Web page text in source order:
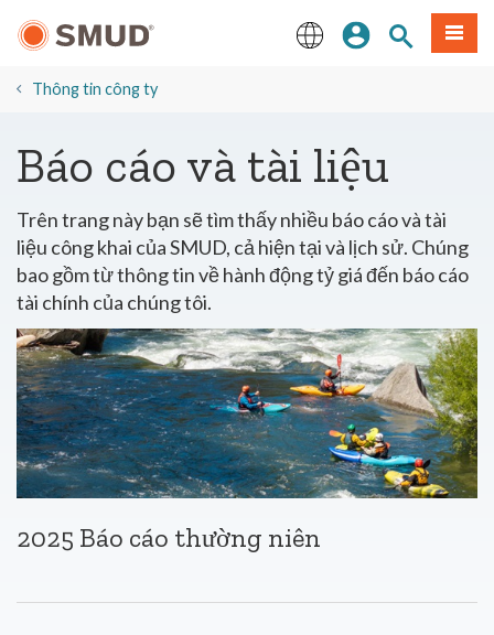
đến
dung
Đăng nhập
Tìm trangThực
Thông tin công ty
​Báo cáo và tài liệu
Trên trang này bạn sẽ tìm thấy nhiều báo cáo và tài
liệu công khai của SMUD, cả hiện tại và lịch sử. Chúng
bao gồm từ thông tin về hành động tỷ giá đến báo cáo
tài chính của chúng tôi.
2025 Báo cáo thường niên